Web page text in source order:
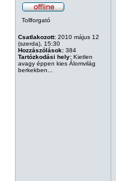
Tollforgató
Csatlakozott: 2010 május 12
(szerda), 15:30
Hozzászólások: 384
Tartózkodási hely: Kietlen
avagy éppen kies Álomvilág
berkekben...